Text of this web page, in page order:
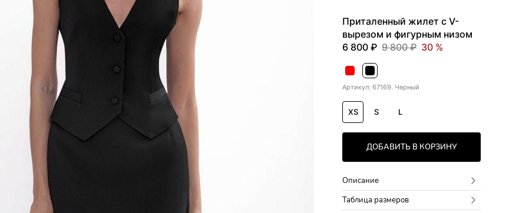
Приталенный жилет с V-
вырезом и фигурным низом
6 800
9 800 30
КрасныйЧерный
Артикул: 67169. Черный
XS S L
ДОБАВИТЬ В КОРЗИНУ
Описание
Таблица размеров